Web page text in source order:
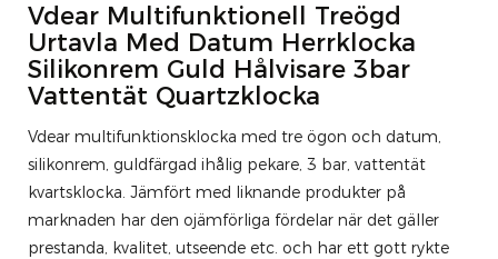
Vdear Multifunktionell Treögd
Urtavla Med Datum Herrklocka
Silikonrem Guld Hålvisare 3bar
Vattentät Quartzklocka
Vdear multifunktionsklocka med tre ögon och datum,
silikonrem, guldfärgad ihålig pekare, 3 bar, vattentät
kvartsklocka. Jämfört med liknande produkter på
marknaden har den ojämförliga fördelar när det gäller
prestanda, kvalitet, utseende etc. och har ett gott rykte